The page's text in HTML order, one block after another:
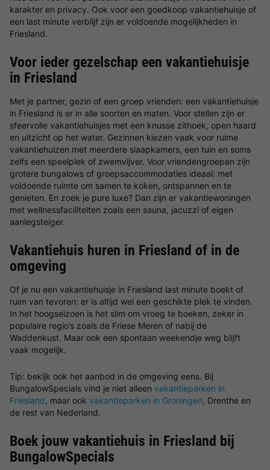
karakter en privacy. Ook voor een goedkoop vakantiehuisje of
een last minute verblijf zijn er voldoende mogelijkheden in
Friesland.
Voor ieder gezelschap een vakantiehuisje
in Friesland
Met je partner, gezin of een groep vrienden: een vakantiehuisje
in Friesland is er in alle soorten en maten. Voor stellen zijn er
sfeervolle vakantiehuisjes met een knusse zithoek, open haard
en uitzicht op het water. Gezinnen kiezen vaak voor ruime
vakantiehuizen met meerdere slaapkamers, een tuin en soms
zelfs een speelplek of zwemvijver. Voor vriendengroepen zijn
grotere bungalows of groepsaccommodaties ideaal: met
voldoende ruimte om samen te koken, ontspannen en te
genieten. En zoek je pure luxe? Dan zijn er vakantiewoningen
met wellnessfaciliteiten zoals een sauna, jacuzzi of eigen
aanlegsteiger.
Vakantiehuis huren in Friesland of in de
omgeving
Of je nu een vakantiehuisje in Friesland last minute boekt of
ruim van tevoren: er is altijd wel een geschikte plek te vinden.
In het hoogseizoen is het slim om vroeg te boeken, zeker in
populaire regio’s zoals de Friese Meren of nabij de
Waddenkust. Maar ook een spontaan weekendje weg blijft
vaak mogelijk.
Tip: bekijk ook het aanbod in de omgeving eens. Bij
BungalowSpecials vind je niet alleen vakantieparken in
Friesland, maar ook vakantieparken in Groningen, Drenthe en
de rest van Nederland.
Boek jouw vakantiehuis in Friesland bij
BungalowSpecials